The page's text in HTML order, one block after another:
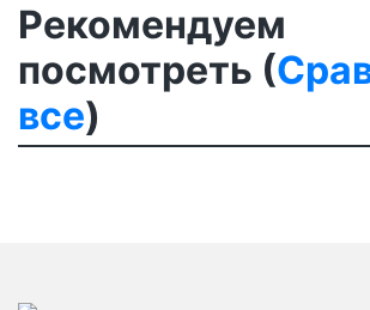
Рекомендуем
посмотреть (
все)